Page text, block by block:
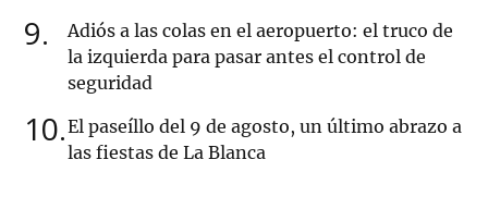
9
Adiós a las colas en el aeropuerto: el truco de
la izquierda para pasar antes el control de
seguridad
10 El paseíllo del 9 de agosto, un último abrazo a
las fiestas de La Blanca